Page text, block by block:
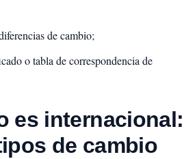
de cambio;
o tabla de correspondencia de
es internacional:
de cambio